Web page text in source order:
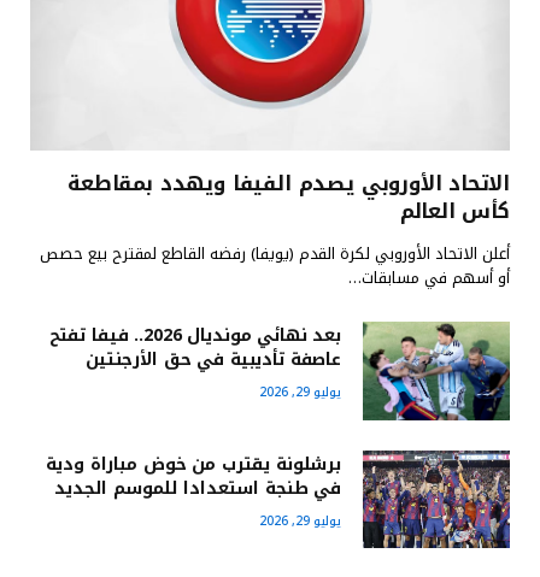
الاتحاد الأوروبي يصدم الفيفا ويهدد بمقاطعة
كأس العالم
أعلن الاتحاد الأوروبي لكرة القدم (يويفا) رفضه القاطع لمقترح بيع حصص
أو أسهم في مسابقات…
بعد نهائي مونديال 2026.. فيفا تفتح
عاصفة تأديبية في حق الأرجنتين
يوليو 29, 2026
برشلونة يقترب من خوض مباراة ودية
في طنجة استعدادا للموسم الجديد
يوليو 29, 2026